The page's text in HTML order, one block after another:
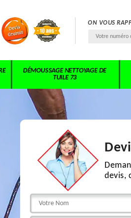
ON VOUS
DÉMOUSSAGE NETTOYAGE DE
TUILE 73
devis,